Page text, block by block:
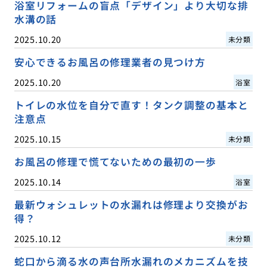
浴室リフォームの盲点「デザイン」より大切な排
水溝の話
2025.10.20 未分類
安心できるお風呂の修理業者の見つけ方
2025.10.20 浴室
トイレの水位を自分で直す！タンク調整の基本と
注意点
2025.10.15 未分類
お風呂の修理で慌てないための最初の一歩
2025.10.14 浴室
最新ウォシュレットの水漏れは修理より交換がお
得？
2025.10.12 未分類
蛇口から滴る水の声台所水漏れのメカニズムを技